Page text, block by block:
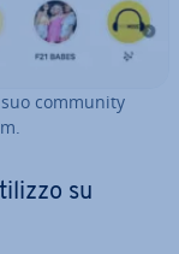
community
su